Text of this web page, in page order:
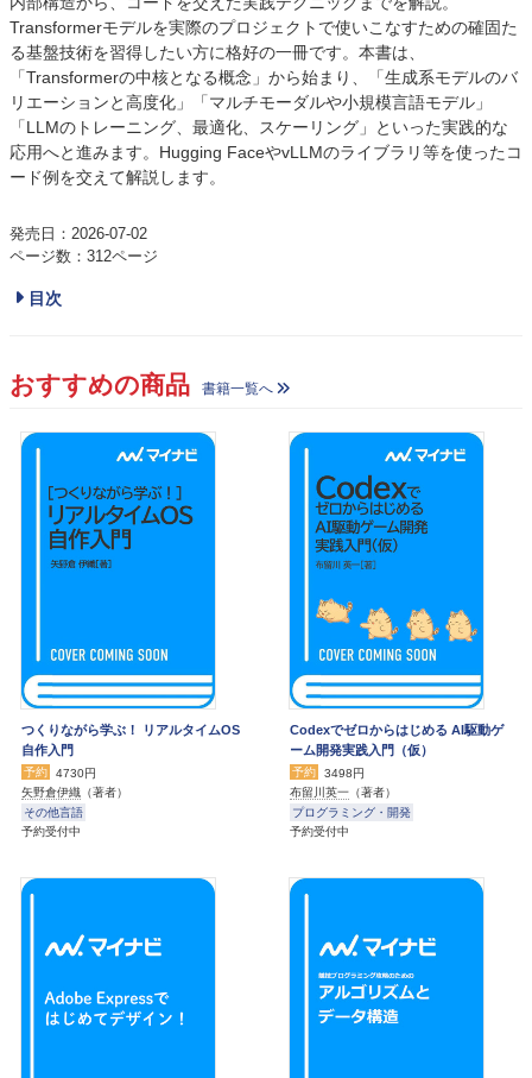
Transformerモデルを実際のプロジェクトで使いこなすための確固た
る基盤技術を習得したい方に格好の一冊です。本書は、
「Transformerの中核となる概念」から始まり、「生成系モデルのバ
リエーションと高度化」「マルチモーダルや小規模言語モデル」
「LLMのトレーニング、最適化、スケーリング」といった実践的な
応用へと進みます。Hugging FaceやvLLMのライブラリ等を使ったコ
ード例を交えて解説します。
発売日：2026-07-02
ページ数：312ページ
目次
おすすめの商品 書籍一覧へ
つくりながら学ぶ！ リアルタイムOS
自作入門
予約
4730円
矢野倉伊織 （著者）
その他言語
予約受付中
Codexでゼロからはじめる AI駆動ゲ
ーム開発実践入門（仮）
予約
3498円
布留川英一 （著者）
プログラミング・開発
予約受付中